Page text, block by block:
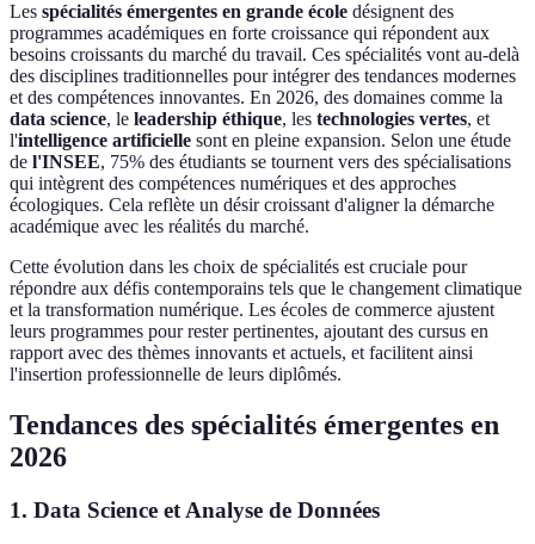
Les spécialités émergentes en grande école désignent des
programmes académiques en forte croissance qui répondent aux
besoins croissants du marché du travail. Ces spécialités vont au-delà
des disciplines traditionnelles pour intégrer des tendances modernes
et des compétences innovantes. En 2026, des domaines comme la
data science, le leadership éthique, les technologies vertes, et
l'intelligence artificielle sont en pleine expansion. Selon une étude
de l'INSEE, 75% des étudiants se tournent vers des spécialisations
qui intègrent des compétences numériques et des approches
écologiques. Cela reflète un désir croissant d'aligner la démarche
académique avec les réalités du marché.
Cette évolution dans les choix de spécialités est cruciale pour
répondre aux défis contemporains tels que le changement climatique
et la transformation numérique. Les écoles de commerce ajustent
leurs programmes pour rester pertinentes, ajoutant des cursus en
rapport avec des thèmes innovants et actuels, et facilitent ainsi
l'insertion professionnelle de leurs diplômés.
Tendances des spécialités émergentes en
2026
1. Data Science et Analyse de Données